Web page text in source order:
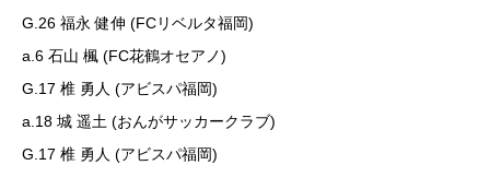
G.26 福永 健伸 (FCリベルタ福岡)
a.6 石山 楓 (FC花鶴オセアノ)
G.17 椎 勇人 (アビスパ福岡)
a.18 城 遥土 (おんがサッカークラブ)
G.17 椎 勇人 (アビスパ福岡)